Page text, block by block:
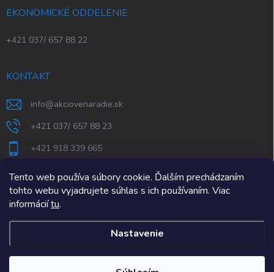
Tento web používa súbory cookie. Ďalším prechádzaním
tohto webu vyjadrujete súhlas s ich používaním. Viac
informáciítu.
Nastavenie
EKONOMICKÉ ODDELENIE
+421 037/ 657 88 22
KONTAKT
info@akciovenaradie.sk
+421 037/ 657 88 23
+421 918 339 665
STEPS Nitra
AkcioveNaradie.sk